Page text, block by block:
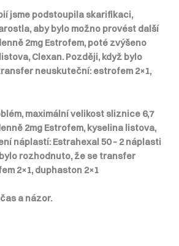
jsme podstoupila skarifikaci,
aby bylo možno provést další
2mg Estrofem, poté zvýšeno
Clexan. Později, když bylo
neuskuteční: estrofem 2×1,
maximální velikost sliznice 6,7
2mg Estrofem, kyselina listova,
náplastí: Estrahexal 50 – 2 náplasti
bylo rozhodnuto, že se transfer
2×1, duphaston 2×1
a názor.